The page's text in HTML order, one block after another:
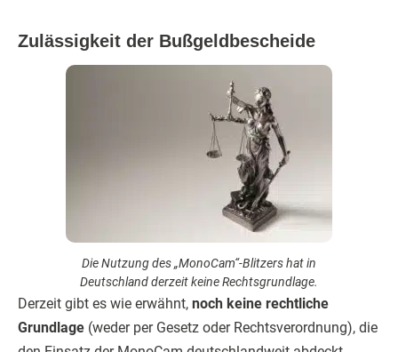
Zulässigkeit der Bußgeldbescheide
Die Nutzung des „MonoCam“-Blitzers hat in
Deutschland derzeit keine Rechtsgrundlage.
Derzeit gibt es wie erwähnt, noch keine rechtliche
Grundlage (weder per Gesetz oder Rechtsverordnung), die